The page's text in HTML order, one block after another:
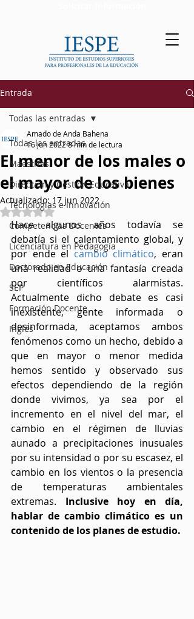
Entrada
Todas las entradas
Maestrías
Dirección y Gestión Educativa
Tecnologías e Innovación
Competencias Docentes
Licenciatura en Pedagogía
Doctorado en Educación
SEP
Formación Docente
Inglés
Todas las entradas
El menor de los males o
el mayor de los bienes
Amado de Anda Bahena
16 jun 20228 min de lectura
Actualizado: 17 jun 2022
Obtuvo NaN de 5 estrellas.
Hace algunos años todavía se
debatía si el calentamiento global, y
por ende el cambio climático, eran
una realidad o una fantasía creada
por científicos alarmistas.
Actualmente dicho debate es casi
inexistente, gente informada o
desinformada, aceptamos ambos
fenómenos como un hecho, debido a
que en mayor o menor medida
hemos sentido y observado sus
efectos dependiendo de la región
donde vivimos, ya sea por el
incremento en el nivel del mar, el
cambio en el régimen de lluvias
aunado a precipitaciones inusuales
por su intensidad o por su escasez, el
cambio en los vientos o la presencia
de temperaturas ambientales
extremas. Inclusive hoy en día,
hablar de cambio climático es un
contenido de los planes de estudio.